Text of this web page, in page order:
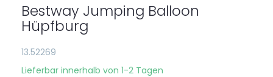
Bestway Jumping Balloon
Hüpfburg
13.52269
Lieferbar innerhalb von 1-2 Tagen
Bildgalerie
springen